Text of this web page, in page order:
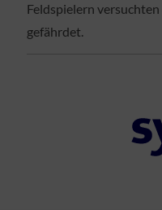
Feldspielern
gefährdet.